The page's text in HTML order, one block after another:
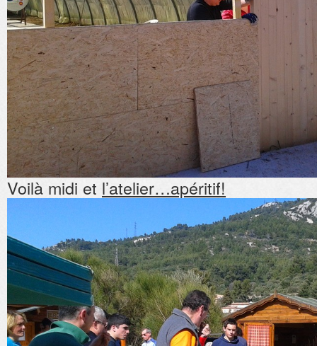
Voilà midi et l’atelier…apéritif!